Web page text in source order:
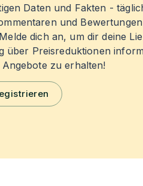
Daten und Fakten -
und
dich an, um dir deine
über Preisreduktionen
zu erhalten!